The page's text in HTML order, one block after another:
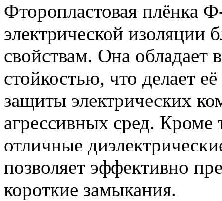
Фторопластовая плёнка
электрической изоляции
свойствам. Она обладает
стойкостью, что делает
защиты электрических
агрессивных сред.
отличные
позволяет эффективно
короткие замыкания.